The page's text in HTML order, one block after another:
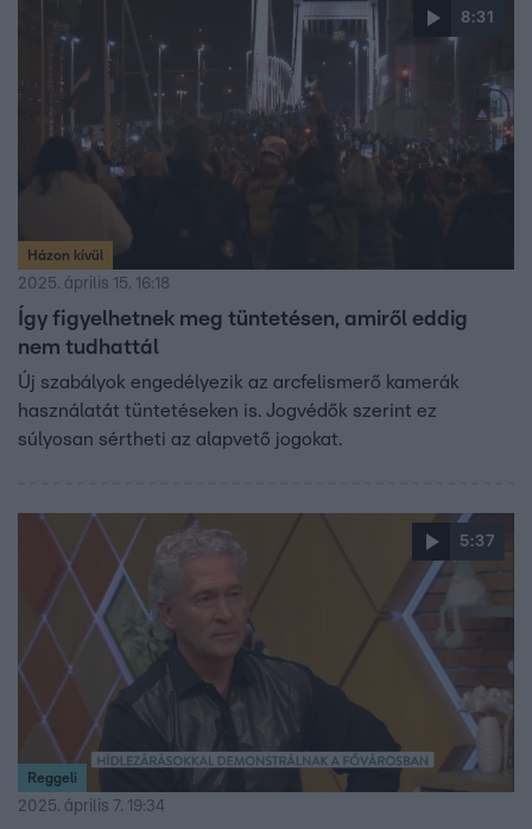
mint például az autómentes nap vagy a Belvárosi
Fesztivál esetében – jogosult rendezvényt tartani
bejelentés nélkül is. A rendőrség azonban ezt hivatalos
bejelentésként értékelte, és betiltotta, noha még
kérdéses, hogy jogszerűen tehette-e. Gerő Tamás szerint
az is aggályos, ha a rendőrség arcfelismerő szoftvert
használ szabálysértési eljárásokhoz, amit az EU
szabályozása nem enged meg. A végső döntés a
rendőrség értelmezésén múlik – de a jogi vita már
elindult.
8:31
Házon kívül
2025. április 15. 16:18
Így figyelhetnek meg tüntetésen, amiről eddig
nem tudhattál
Új szabályok engedélyezik az arcfelismerő kamerák
használatát tüntetéseken is. Jogvédők szerint ez
súlyosan sértheti az alapvető jogokat.
5:37
Reggeli
2025. április 7. 19:34